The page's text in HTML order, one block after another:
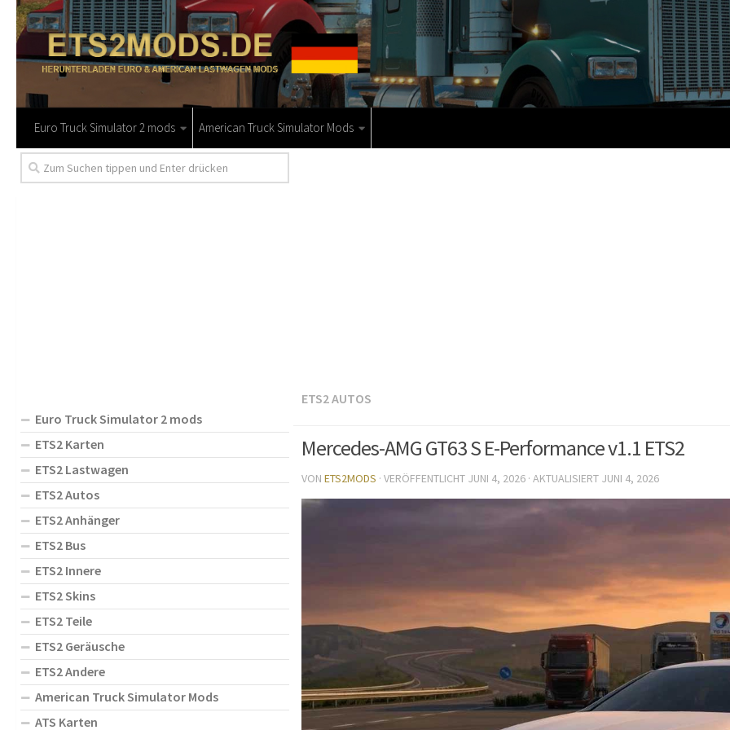
Euro Truck Simulator 2 mods American Truck Simulator Mods
ETS2 AUTOS
Mercedes-AMG GT63 S E-Performance v1.1 ETS2
VON ETS2MODS · VERÖFFENTLICHT JUNI 4, 2026 · AKTUALISIERT JUNI 4, 2026
Euro Truck Simulator 2 mods
ETS2 Karten
ETS2 Lastwagen
ETS2 Autos
ETS2 Anhänger
ETS2 Bus
ETS2 Innere
ETS2 Skins
ETS2 Teile
ETS2 Geräusche
ETS2 Andere
American Truck Simulator Mods
ATS Karten